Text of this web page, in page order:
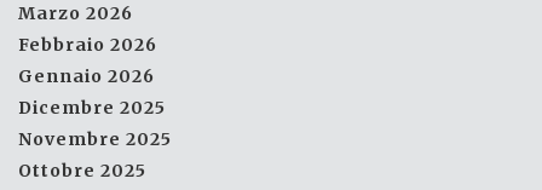
Marzo 2026
Febbraio 2026
Gennaio 2026
Dicembre 2025
Novembre 2025
Ottobre 2025